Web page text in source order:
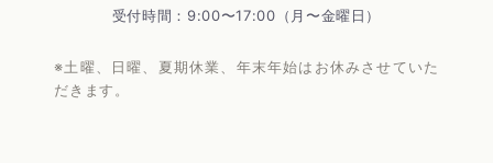
受付時間：9:00〜17:00（月〜金曜日）
※土曜、日曜、夏期休業、年末年始はお休みさせていた
だきます。